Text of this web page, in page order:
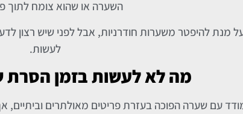
השערה או שהוא צומח לתוך
מנת להיפטר משערות חודרניות, אבל לפני שיש רצון
לעשות.
מה לא לעשות בזמן הסרת
עם שערה הפוכה בעזרת פריטים מאולתרים וביתיים,